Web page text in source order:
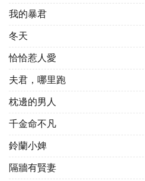
我的暴君
冬天
恰恰惹人愛
夫君，哪里跑
枕邊的男人
千金命不凡
鈴蘭小婢
隔牆有賢妻